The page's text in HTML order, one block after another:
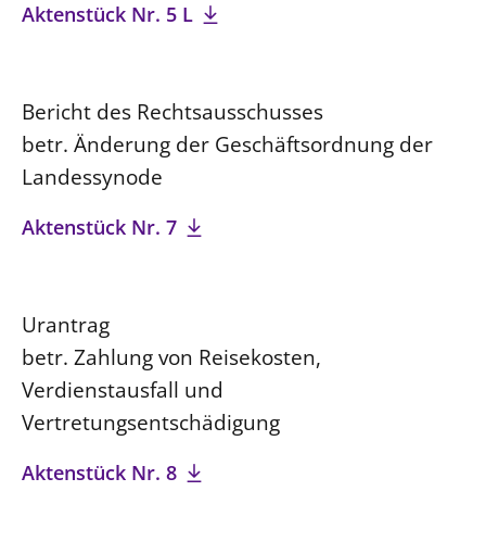
Aktenstück Nr. 5 L
Bericht des Rechtsausschusses
betr. Änderung der Geschäftsordnung der
Landessynode
Aktenstück Nr. 7
Urantrag
betr. Zahlung von Reisekosten,
Verdienstausfall und
Vertretungsentschädigung
Aktenstück Nr. 8